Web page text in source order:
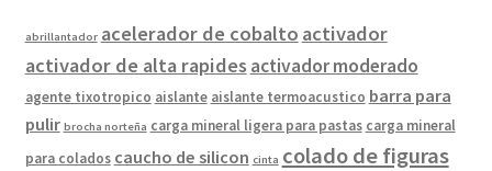
abrillantador acelerador de cobalto activador
activador de alta rapides activador moderado
agente tixotropico aislante aislante termoacustico barra para
pulir brocha norteña carga mineral ligera para pastas carga mineral
para colados caucho de silicon cinta colado de figuras